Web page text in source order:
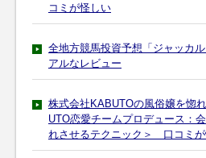
コミが怪しい
全地方競馬投資予想「ジャッカ
アルなレビュー
株式会社KABUTOの風俗嬢を惚
UTO恋愛チームプロデュース：
れさせるテクニック＞ 口コミ